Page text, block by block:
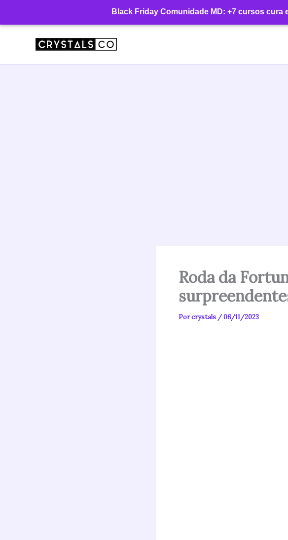
Black Friday Comunidade MD: +7 cursos cura
conteúdo
Roda da
Porcrystals /06/11/2023